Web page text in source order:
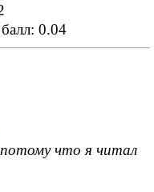
0.04
что я читал